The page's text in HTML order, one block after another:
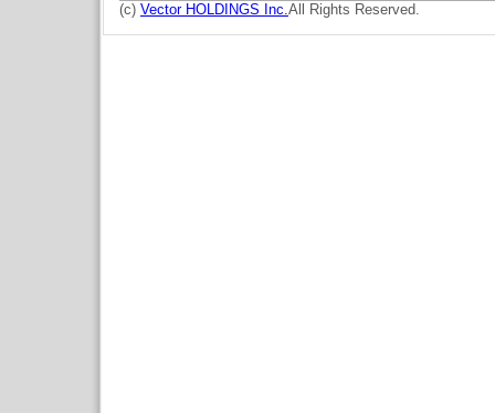
(c) Vector HOLDINGS Inc.All Rights Reserved.